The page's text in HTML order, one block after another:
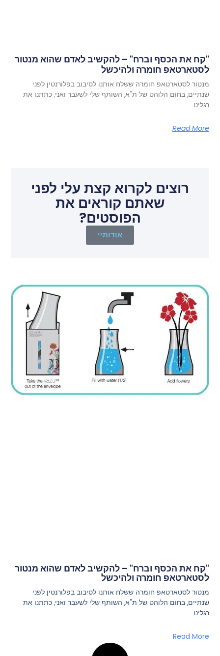
"קח את הכסף וברח" – להקשיב לאדם שהוא מנטור
לסטארטאפ חומרה ולהיכשל
מנטור לסטארטאפ חומרה ששלח אותנו לסיבוב בפלורנטין לפני
שנתיים, בחום הלוהט של ת"א, השותף שלי לשעבר ואני, כתתנו את
רגלינו
Read More
רוצים לקרוא קצת עלי לפני
שאתם קוראים את
הפוסטים?
אודותיי
"קח את הכסף וברח" – להקשיב לאדם שהוא מנטור
לסטארטאפ חומרה ולהיכשל
מנטור לסטארטאפ חומרה ששלח אותנו לסיבוב בפלורנטין לפני
שנתיים, בחום הלוהט של ת"א, השותף שלי לשעבר ואני, כתתנו את
רגלינו
Read More